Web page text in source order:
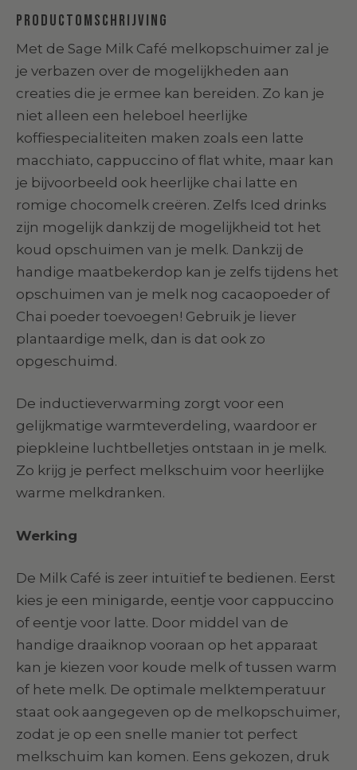
Productomschrijving
Met de Sage Milk Café melkopschuimer zal je
je verbazen over de mogelijkheden aan
creaties die je ermee kan bereiden. Zo kan je
niet alleen een heleboel heerlijke
koffiespecialiteiten maken zoals een latte
macchiato, cappuccino of flat white, maar kan
je bijvoorbeeld ook heerlijke chai latte en
romige chocomelk creëren. Zelfs Iced drinks
zijn mogelijk dankzij de mogelijkheid tot het
koud opschuimen van je melk. Dankzij de
handige maatbekerdop kan je zelfs tijdens het
opschuimen van je melk nog cacaopoeder of
Chai poeder toevoegen! Gebruik je liever
plantaardige melk, dan is dat ook zo
opgeschuimd.
De inductieverwarming zorgt voor een
gelijkmatige warmteverdeling, waardoor er
piepkleine luchtbelletjes ontstaan in je melk.
Zo krijg je perfect melkschuim voor heerlijke
warme melkdranken.
Werking
De Milk Café is zeer intuïtief te bedienen. Eerst
kies je een minigarde, eentje voor cappuccino
of eentje voor latte. Door middel van de
handige draaiknop vooraan op het apparaat
kan je kiezen voor koude melk of tussen warm
of hete melk. De optimale melktemperatuur
staat ook aangegeven op de melkopschuimer,
zodat je op een snelle manier tot perfect
melkschuim kan komen. Eens gekozen, druk